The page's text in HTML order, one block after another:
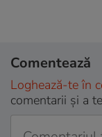
Comentează
Loghează-te în
comentarii și a